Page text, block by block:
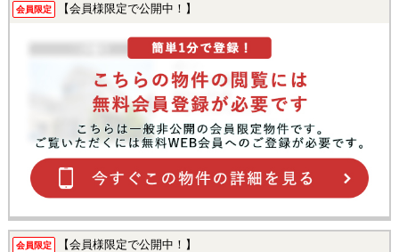
会員限定 【会員様限定で公開中！】
会員限定 【会員様限定で公開中！】